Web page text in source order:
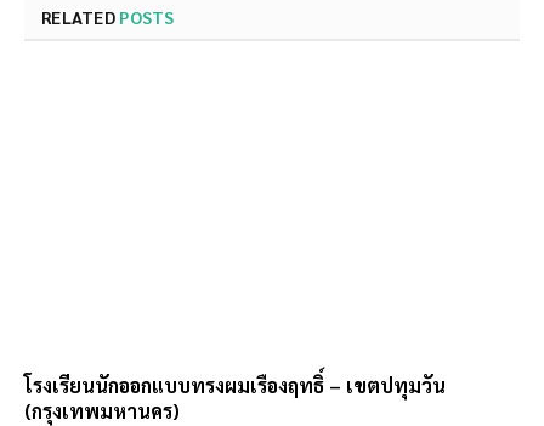
RELATED POSTS
โรงเรียนนักออกแบบทรงผมเรืองฤทธิ์ – เขตปทุมวัน
(กรุงเทพมหานคร)